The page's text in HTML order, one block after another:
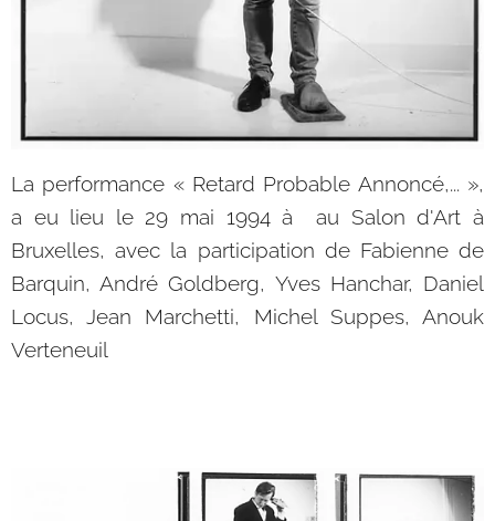
La performance « Retard Probable Annoncé,... »,
a eu lieu le 29 mai 1994 à au Salon d'Art à
Bruxelles, avec la participation de Fabienne de
Barquin, André Goldberg, Yves Hanchar, Daniel
Locus, Jean Marchetti, Michel Suppes, Anouk
Verteneuil